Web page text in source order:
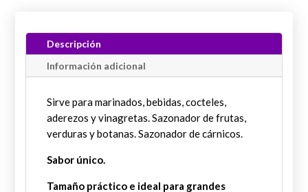
Descripción
Información adicional
Sirve para marinados, bebidas, cocteles,
aderezos y vinagretas. Sazonador de frutas,
verduras y botanas. Sazonador de cárnicos.
Sabor único.
Tamaño práctico e ideal para grandes